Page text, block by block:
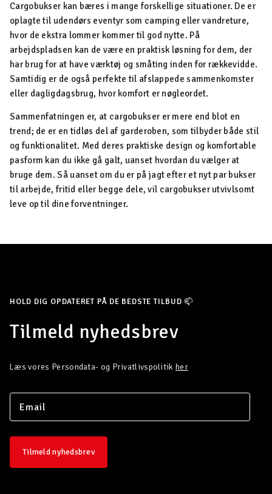
Cargobukser kan bæres i mange forskellige situationer. De er
oplagte til udendørs eventyr som camping eller vandreture,
hvor de ekstra lommer kommer til god nytte. På
arbejdspladsen kan de være en praktisk løsning for dem, der
har brug for at have værktøj og småting inden for rækkevidde.
Samtidig er de også perfekte til afslappede sammenkomster
eller dagligdagsbrug, hvor komfort er nøgleordet.
Sammenfatningen er, at cargobukser er mere end blot en
trend; de er en tidløs del af garderoben, som tilbyder både stil
og funktionalitet. Med deres praktiske design og komfortable
pasform kan du ikke gå galt, uanset hvordan du vælger at
bruge dem. Så uanset om du er på jagt efter et nyt par bukser
til arbejde, fritid eller begge dele, vil cargobukser utvivlsomt
leve op til dine forventninger.
HOLD DIG OPDATERET PÅ DE BEDSTE TILBUD 📫
Tilmeld nyhedsbrev
Læs vores Persondata- og Privatlivspolitik her
Tilmeld nyhedsbrev